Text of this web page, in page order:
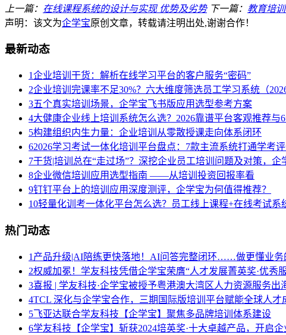
上一篇： 在线课程系统的设计与实现 优势及劣势 下一篇： 教育培
声明：该文为企学宝原创文章，转载请注明出处,谢谢合作！
最新动态
1企业培训干货：解析在线学习平台的客户服务“密码”
2企业培训完课率不足30%？六大维度筛选员工学习系统（
3五个真实培训场景，企学宝飞书版应用选型参考方案
4大健康企业线上培训系统怎么选？2026靠谱平台客观推荐与
5构建组织内生力量：企业培训从零散授课走向体系闭环
62026学习考试一体化培训平台盘点：7款主流系统打通学考
7干货|培训总在“走过场”？深挖企业员工培训问题及对策，企
8企业微信培训应用选型指南 ——从培训投资回报率看
9钉钉平台上的培训应用深度测评，企学宝为何值得推荐？
10轻量化训考一体化平台怎么选？员工线上课程+在线考试系
热门动态
1 产品升级|AI陪练更快落地！AI问答完整闭环……做更懂业务
2权威加冕！学友科技凭借企学宝荣膺“人才发展菁英奖·优秀
3喜报 | 学友科技·企学宝被授予粤港澳大湾区人力资源服务出
4TCL 深化与企学宝合作，三期国际版培训平台赋能全球人才
5飞亚达联合学友科技【企学宝】聚焦多品牌培训体系建设
6学友科技【企学宝】斩获2024培英奖·十大卓越产品，开启企